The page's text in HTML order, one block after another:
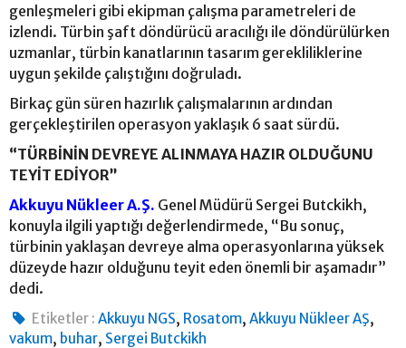
genleşmeleri gibi ekipman çalışma parametreleri de
izlendi. Türbin şaft döndürücü aracılığı ile döndürülürken
uzmanlar, türbin kanatlarının tasarım gerekliliklerine
uygun şekilde çalıştığını doğruladı.
Birkaç gün süren hazırlık çalışmalarının ardından
gerçekleştirilen operasyon yaklaşık 6 saat sürdü.
“TÜRBİNİN DEVREYE ALINMAYA HAZIR OLDUĞUNU
TEYİT EDİYOR”
Akkuyu Nükleer A.Ş. Genel Müdürü Sergei Butckikh,
konuyla ilgili yaptığı değerlendirmede, “Bu sonuç,
türbinin yaklaşan devreye alma operasyonlarına yüksek
düzeyde hazır olduğunu teyit eden önemli bir aşamadır”
dedi.
Etiketler : Akkuyu NGS, Rosatom,Akkuyu Nükleer AŞ,
vakum, buhar, Sergei Butckikh